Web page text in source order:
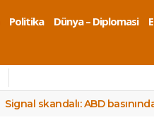
Politika Dünya – Diplomasi
Signal skandalı: ABD